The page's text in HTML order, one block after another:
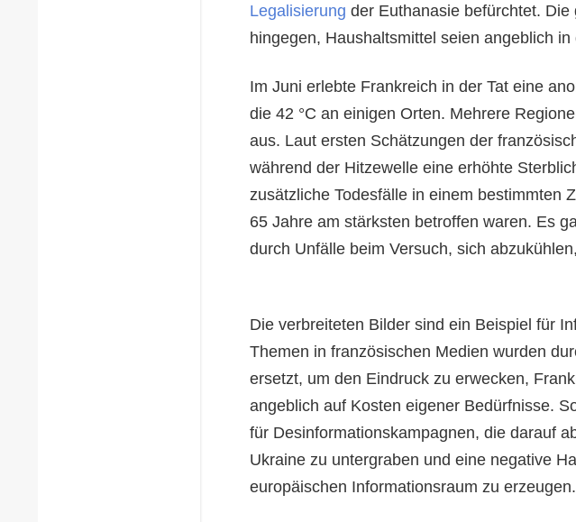
Legalisierung der Euthanasie befürchtet.
hingegen, Haushaltsmittel seien angeblich
Im Juni erlebte Frankreich in der Tat eine
die 42 °C an einigen Orten. Mehrere
aus. Laut ersten Schätzungen der
während der Hitzewelle eine erhöhte
zusätzliche Todesfälle in einem bestimmten
65 Jahre am stärksten betroffen waren. Es
durch Unfälle beim Versuch, sich
Die verbreiteten Bilder sind ein Beispiel für
Themen in französischen Medien wurden
ersetzt, um den Eindruck zu erwecken,
angeblich auf Kosten eigener Bedürfnisse.
für Desinformationskampagnen, die darauf
Ukraine zu untergraben und eine negative
europäischen Informationsraum zu erzeugen.